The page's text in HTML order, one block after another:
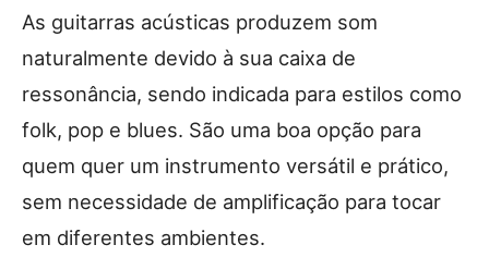
As guitarras acústicas produzem som
naturalmente devido à sua caixa de
ressonância, sendo indicada para estilos como
folk, pop e blues. São uma boa opção para
quem quer um instrumento versátil e prático,
sem necessidade de amplificação para tocar
em diferentes ambientes.